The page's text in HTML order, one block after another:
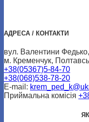
АДРЕСА / КОНТАКТИ
вул. Валентини
м. Кременчук,
+38(05367)5-84-70
+38(068)538-78-20
E-mail:
Приймальна комісія